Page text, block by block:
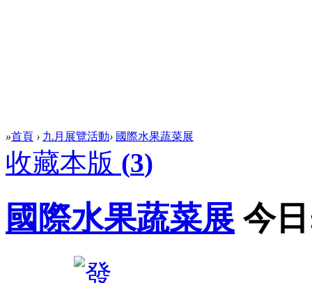
»首頁 › 九月展覽活動› 國際水果蔬菜展
收藏本版 (3)
國際水果蔬菜展 今